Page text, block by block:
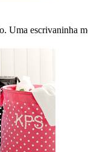
Uma escrivaninha